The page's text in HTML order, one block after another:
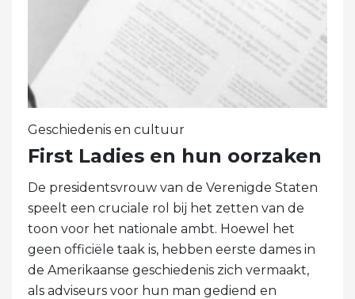
Geschiedenis en cultuur
First Ladies en hun oorzaken
De presidentsvrouw van de Verenigde Staten
speelt een cruciale rol bij het zetten van de
toon voor het nationale ambt. Hoewel het
geen officiële taak is, hebben eerste dames in
de Amerikaanse geschiedenis zich vermaakt,
als adviseurs voor hun man gediend en